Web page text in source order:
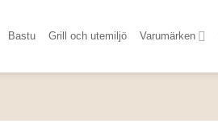
Bastu Grill och utemiljö Varumärken